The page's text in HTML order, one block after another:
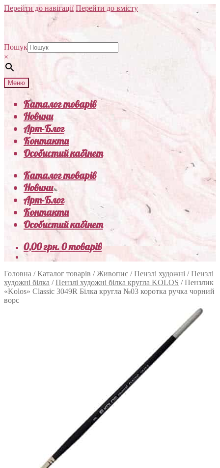
Перейти до навігації Перейти до вмісту
Пошук
×
Меню
Каталог товарів
Новини
Арт-Блог
Контакти
Особистий кабінет
Каталог товарів
Новини
Арт-Блог
Контакти
Особистий кабінет
0,00грн.0 товарів
Головна /Каталог товарів /Живопис /Пензлі художні /Пензлі
художні білка /Пензлі художні білка кругла KOLOS /Пензлик
«Kolos» Classic 3049R Білка кругла №03 коротка ручка чорний
ворс